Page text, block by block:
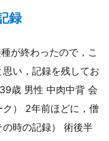
録
が終わったので，こ
い，記録を残してお
歳 男性 中肉中背 会
） 2年前ほどに，僧
時の記録） 術後半